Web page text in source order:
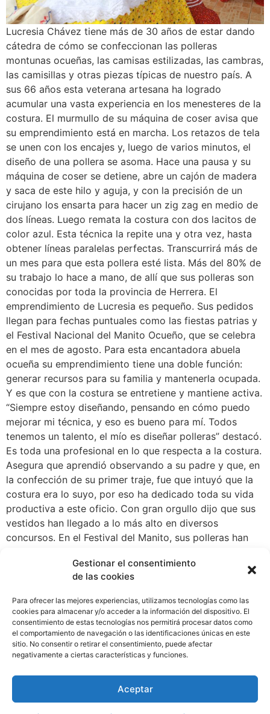
Gestionar el consentimiento
de las cookies
Para ofrecer las mejores experiencias, utilizamos tecnologías como las
cookies para almacenar y/o acceder a la información del dispositivo. El
consentimiento de estas tecnologías nos permitirá procesar datos como
el comportamiento de navegación o las identificaciones únicas en este
sitio. No consentir o retirar el consentimiento, puede afectar
negativamente a ciertas características y funciones.
Aceptar
Lucresia Chávez tiene más de 30 años de estar dando
cátedra de cómo se confeccionan las polleras
montunas ocueñas, las camisas estilizadas, las cambras,
las camisillas y otras piezas típicas de nuestro país. A
sus 66 años esta veterana artesana ha logrado
acumular una vasta experiencia en los menesteres de la
costura. El murmullo de su máquina de coser avisa que
su emprendimiento está en marcha. Los retazos de tela
se unen con los encajes y, luego de varios minutos, el
diseño de una pollera se asoma. Hace una pausa y su
máquina de coser se detiene, abre un cajón de madera
y saca de este hilo y aguja, y con la precisión de un
cirujano los ensarta para hacer un zig zag en medio de
dos líneas. Luego remata la costura con dos lacitos de
color azul. Esta técnica la repite una y otra vez, hasta
obtener líneas paralelas perfectas. Transcurrirá más de
un mes para que esta pollera esté lista. Más del 80% de
su trabajo lo hace a mano, de allí que sus polleras son
conocidas por toda la provincia de Herrera. El
emprendimiento de Lucresia es pequeño. Sus pedidos
llegan para fechas puntuales como las fiestas patrias y
el Festival Nacional del Manito Ocueño, que se celebra
en el mes de agosto. Para esta encantadora abuela
ocueña su emprendimiento tiene una doble función:
generar recursos para su familia y mantenerla ocupada.
Y es que con la costura se entretiene y mantiene activa.
“Siempre estoy diseñando, pensando en cómo puedo
mejorar mi técnica, y eso es bueno para mí. Todos
tenemos un talento, el mío es diseñar polleras” destacó.
Es toda una profesional en lo que respecta a la costura.
Asegura que aprendió observando a su padre y que, en
la confección de su primer traje, fue que intuyó que la
costura era lo suyo, por eso ha dedicado toda su vida
productiva a este oficio. Con gran orgullo dijo que sus
vestidos han llegado a lo más alto en diversos
concursos. En el Festival del Manito, sus polleras han
ella, representar a su pueblo natal en estos eventos es
el mejor regalo que le ha brindado la vida. Al igual que
Lucresia, otros 121 mil panameños (as) de todo el país
están bajo la cobertura del programa 120 a los 65, que
brinda protección a aquellos panameños (as) que, por
su edad y vulnerabilidad social, no perciben ingresos.
Sin duda hay muchas formas de hacer patria. Lucresia
aguja, con ese talento que le heredó su padre y que le
ha regalado las mejores experiencias.